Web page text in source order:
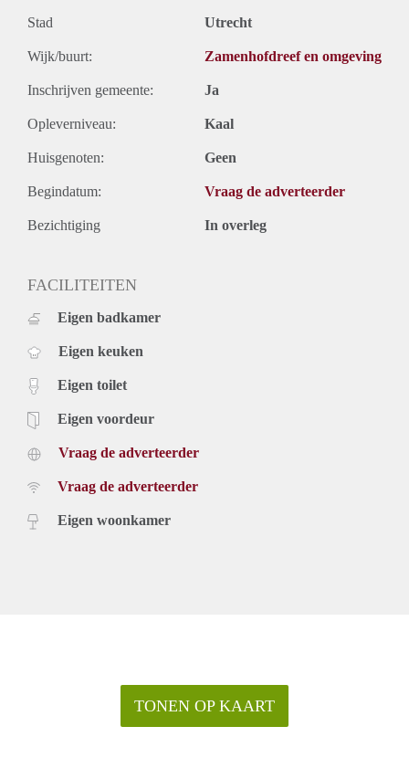
Stad Utrecht
Wijk/buurt: Zamenhofdreef en omgeving
Inschrijven gemeente: Ja
Opleverniveau: Kaal
Huisgenoten: Geen
Begindatum: Vraag de adverteerder
Bezichtiging In overleg
FACILITEITEN
Eigen badkamer
Eigen keuken
Eigen toilet
Eigen voordeur
Vraag de adverteerder
Vraag de adverteerder
Eigen woonkamer
TONEN OP KAART